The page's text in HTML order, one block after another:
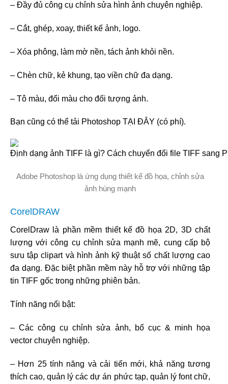
– Đầy đủ công cụ chỉnh sửa hình ảnh chuyên nghiệp.
– Cắt, ghép, xoay, thiết kế ảnh, logo.
– Xóa phông, làm mờ nền, tách ảnh khỏi nền.
– Chèn chữ, kẻ khung, tạo viền chữ đa dạng.
– Tô màu, đổi màu cho đối tượng ảnh.
Bạn cũng có thể tải Photoshop TẠI ĐÂY (có phí).
Adobe Photoshop là ứng dụng thiết kế đồ họa, chỉnh sửa
ảnh hùng mạnh
CorelDRAW
CorelDraw là phần mềm thiết kế đồ họa 2D, 3D chất
lượng với công cụ chỉnh sửa mạnh mẽ, cung cấp bộ
sưu tập clipart và hình ảnh kỹ thuật số chất lượng cao
đa dạng. Đặc biệt phần mềm này hỗ trợ với những tập
tin TIFF gốc trong những phiên bản.
Tính năng nổi bật:
– Các công cụ chỉnh sửa ảnh, bố cục & minh họa
vector chuyên nghiệp.
– Hơn 25 tính năng và cải tiến mới, khả năng tương
thích cao, quản lý các dự án phức tạp, quản lý font chữ,